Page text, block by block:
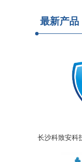
最新产品